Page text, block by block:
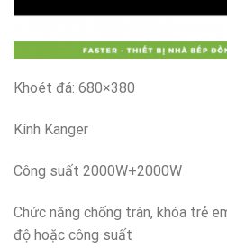
Khoét đá: 680×380
Kính Kanger
Công suất 2000W+2000W
Chức năng chống tràn, khóa trẻ
độ hoặc công suất